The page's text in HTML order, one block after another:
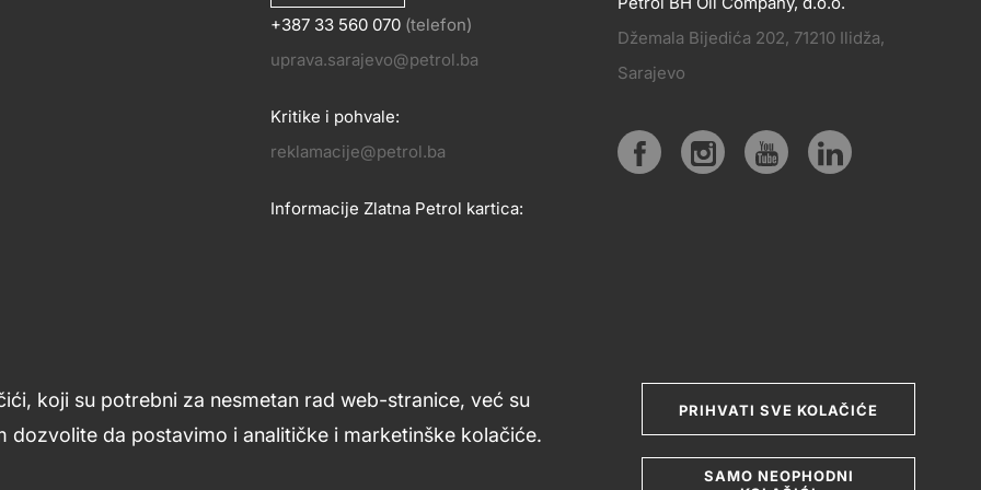
koji su potrebni za nesmetan rad web-stranice, već su
dozvolite da postavimo i analitičke i marketinške kolačiće.
PRIHVATI SVE KOLAČIĆE
SAMO NEOPHODNI
KONTAKT
+387 33 560 070 (telefon)
uprava.sarajevo@petrol.ba
Kritike i pohvale:
reklamacije@petrol.ba
Informacije Zlatna Petrol kartica:
links
PRATITE
NAS
Džemala Bijedića 202, 71210 Ilidža,
Sarajevo
Uslovi upotrebe